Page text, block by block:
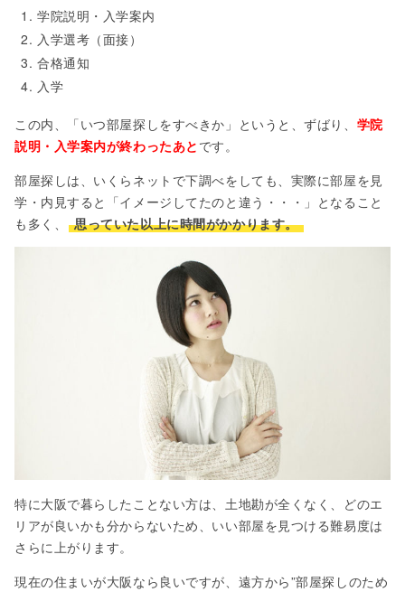
学院説明・入学案内
入学選考（面接）
合格通知
入学
この内、「いつ部屋探しをすべきか」というと、ずばり、 学院
説明・入学案内が終わったあと です。
部屋探しは、いくらネットで下調べをしても、実際に部屋を見
学・内見すると「イメージしてたのと違う・・・」となること
も多く、
思っていた以上に時間がかかります。
特に大阪で暮らしたことない方は、土地勘が全くなく、どのエ
リアが良いかも分からないため、いい部屋を見つける難易度は
さらに上がります。
現在の住まいが大阪なら良いですが、遠方から”部屋探しのため